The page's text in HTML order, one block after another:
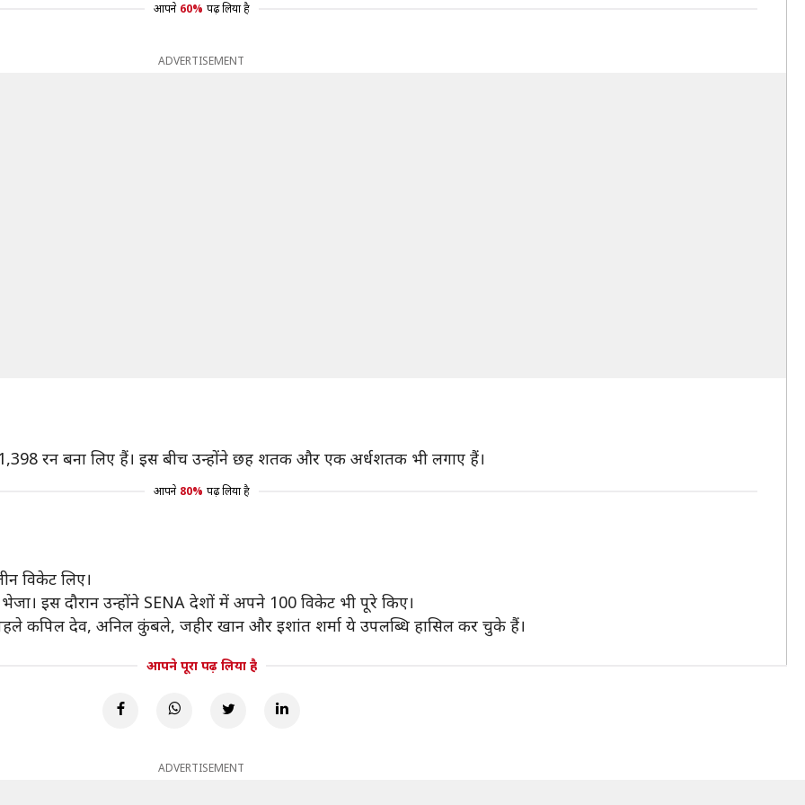
आपने 60% पढ़ लिया है
ADVERTISEMENT
रन बना लिए हैं। इस बीच उन्होंने छह शतक और एक अर्धशतक भी लगाए हैं।
आपने 80% पढ़ लिया है
विकेट लिए।
इस दौरान उन्होंने SENA देशों में अपने 100 विकेट भी पूरे किए।
कपिल देव, अनिल कुंबले, जहीर खान और इशांत शर्मा ये उपलब्धि हासिल कर चुके हैं।
आपने पूरा पढ़ लिया है
ADVERTISEMENT